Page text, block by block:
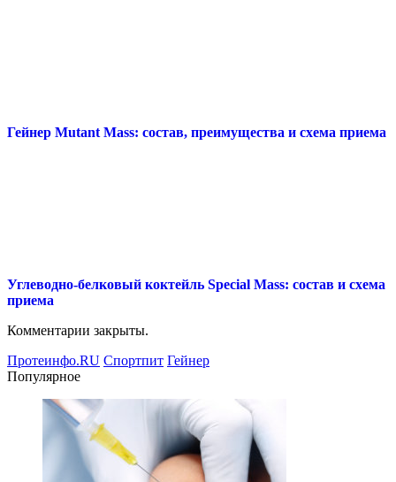
Гейнер Mutant Mass: состав, преимущества и схема приема
Углеводно-белковый коктейль Special Mass: состав и схема
приема
Комментарии закрыты.
Протеинфо.RU Спортпит Гейнер
Популярное